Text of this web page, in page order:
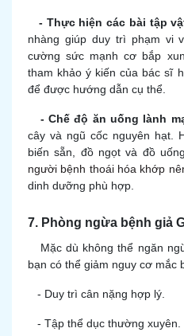
- Thực hiện các bài tập
nhàng giúp duy trì phạm vi
cường sức mạnh cơ bắp
tham khảo ý kiến của bác sĩ
để được hướng dẫn cụ thể.
- Chế độ ăn uống lành
cây và ngũ cốc nguyên hạt.
biến sẵn, đồ ngọt và đồ
người bệnh thoái hóa khớp
dinh dưỡng phù hợp.
7. Phòng ngừa bệnh giả
Mặc dù không thể ngăn
bạn có thể giảm nguy cơ mắc
- Duy trì cân nặng hợp lý.
- Tập thể dục thường xuyên.